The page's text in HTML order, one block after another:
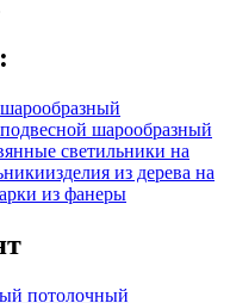
шарообразный
светильники на
изделия из дерева на
из фанеры